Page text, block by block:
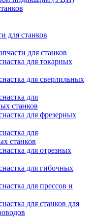
для станков
для станков
для токарных
для сверлильных
для
станков
для фрезерных
для
станков
для отрезных
для гибочных
для прессов и
для станков для